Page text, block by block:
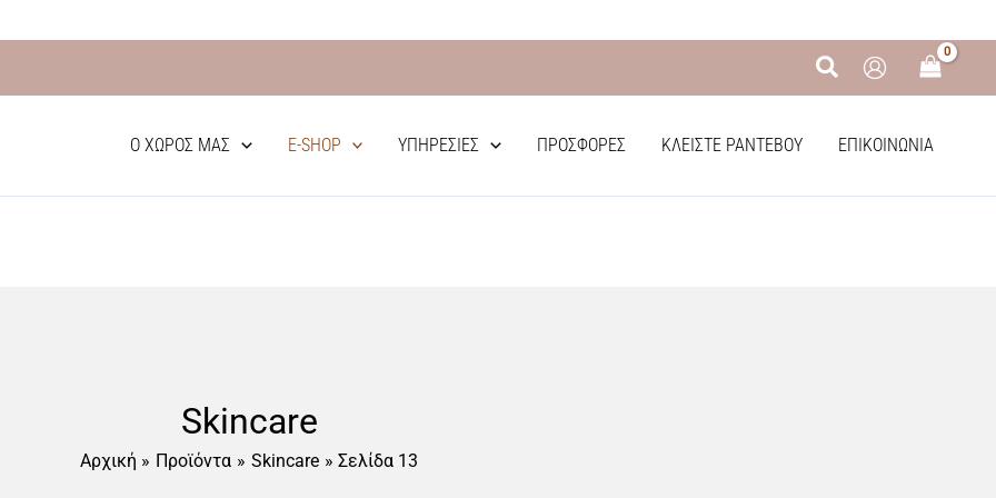
Αναζήτηση
Ο ΧΏΡΟΣ ΜΑΣ E-SHOP ΥΠΗΡΕΣΊΕΣ ΠΡΟΣΦΟΡΈΣ ΚΛΕΊΣΤΕ ΡΑΝΤΕΒΟΎ ΕΠΙΚΟΙΝΩΝΊΑ
Skincare
Αρχική Προϊόντα Skincare Σελίδα 13